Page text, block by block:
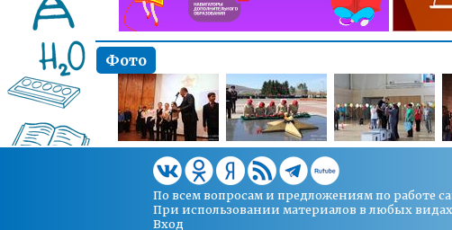
Фото
По всем вопросам и предложениям по работе
При использовании материалов в любых
Вход